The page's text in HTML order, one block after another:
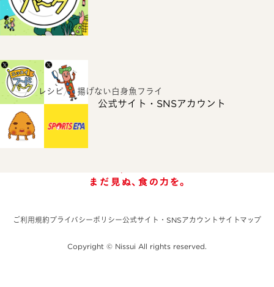
公式サイト・SNSアカウント
ホーム レシピ 揚げない白身魚フライ
ご利用規約プライバシーポリシー公式サイト・SNSアカウント サイトマップ
Copyright © Nissui All rights reserved.